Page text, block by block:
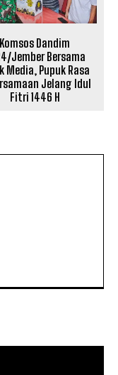
Komsos Dandim
Jember Bersama
Media, Pupuk Rasa
Jelang Idul
Fitri 1446 H